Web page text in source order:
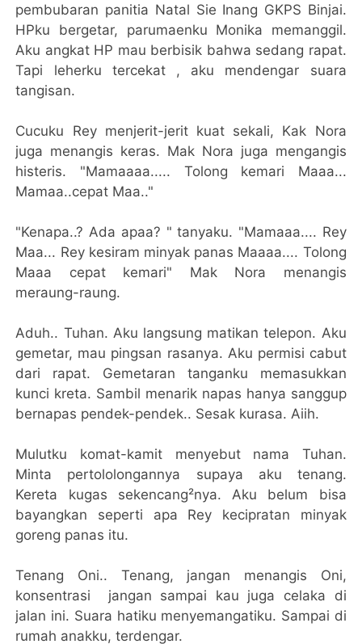
pembubaran panitia Natal Sie Inang GKPS Binjai.
HPku bergetar, parumaenku Monika memanggil.
Aku angkat HP mau berbisik bahwa sedang rapat.
Tapi leherku tercekat , aku mendengar suara
tangisan.
Cucuku Rey menjerit-jerit kuat sekali, Kak Nora
juga menangis keras. Mak Nora juga mengangis
histeris. "Mamaaaa..... Tolong kemari Maaa...
Mamaa..cepat Maa.."
"Kenapa..? Ada apaa? " tanyaku. "Mamaaa.... Rey
Maa... Rey kesiram minyak panas Maaaa.... Tolong
Maaa cepat kemari" Mak Nora menangis
meraung-raung.
Aduh.. Tuhan. Aku langsung matikan telepon. Aku
gemetar, mau pingsan rasanya. Aku permisi cabut
dari rapat. Gemetaran tanganku memasukkan
kunci kreta. Sambil menarik napas hanya sanggup
bernapas pendek-pendek.. Sesak kurasa. Aiih.
Mulutku komat-kamit menyebut nama Tuhan.
Minta pertololongannya supaya aku tenang.
Kereta kugas sekencang²nya. Aku belum bisa
bayangkan seperti apa Rey kecipratan minyak
goreng panas itu.
Tenang Oni.. Tenang, jangan menangis Oni,
konsentrasi jangan sampai kau juga celaka di
jalan ini. Suara hatiku menyemangatiku. Sampai di
rumah anakku, terdengar.